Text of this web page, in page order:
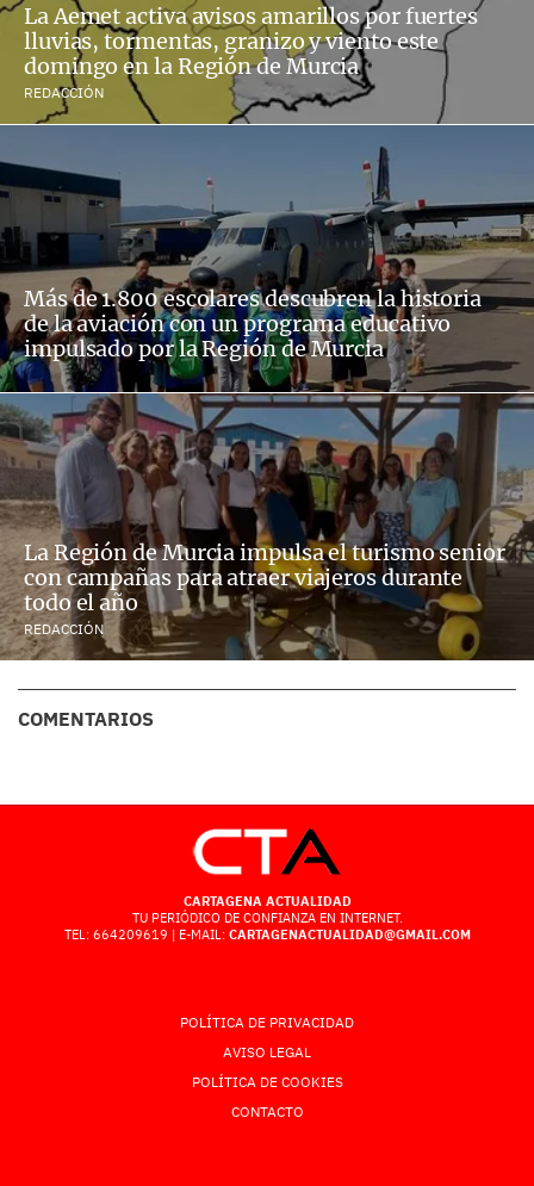
La Aemet activa avisos amarillos por fuertes
lluvias, tormentas, granizo y viento este
domingo en la Región de Murcia
REDACCIÓN
Más de 1.800 escolares descubren la historia
de la aviación con un programa educativo
impulsado por la Región de Murcia
La Región de Murcia impulsa el turismo senior
con campañas para atraer viajeros durante
todo el año
REDACCIÓN
COMENTARIOS
CARTAGENA ACTUALIDAD
TU PERIÓDICO DE CONFIANZA EN INTERNET.
TEL: 664209619 | E-MAIL: CARTAGENACTUALIDAD@GMAIL.COM
POLÍTICA DE PRIVACIDAD
AVISO LEGAL
POLÍTICA DE COOKIES
CONTACTO